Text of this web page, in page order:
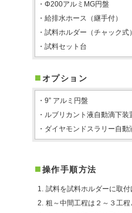
・Φ200アルミMG円盤
・給排水ホース（継手付）
・試料ホルダー（チャック式
・試料セット台
■オプション
・9” アルミ円盤
・ルブリカント液自動滴下装
・ダイヤモンドスラリー自動
■操作手順方法
1.
試料を試料ホルダーに取
2.
粗～中間工程は２～３工